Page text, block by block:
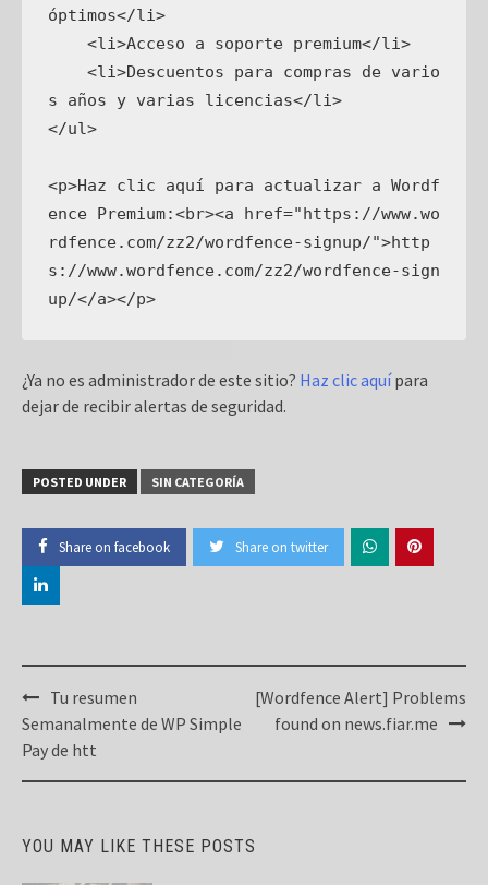
óptimos</li>
s años y varias licencias</li>
</ul>
<p>Haz clic aquí para actualizar a Wordf
ence Premium:<br><a href="https://www.wo
rdfence.com/zz2/wordfence-signup/">http
s://www.wordfence.com/zz2/wordfence-sign
¿Ya no es administrador de este sitio? Haz clic aquípara
dejar de recibir alertas de seguridad.
POSTED UNDER SIN CATEGORÍA
Share on facebook Share on twitter
Post
navigation
Tu resumen
Semanalmente de WP Simple
Pay de htt
[Wordfence Alert] Problems
found on news.fiar.me
YOU MAY LIKE THESE POSTS